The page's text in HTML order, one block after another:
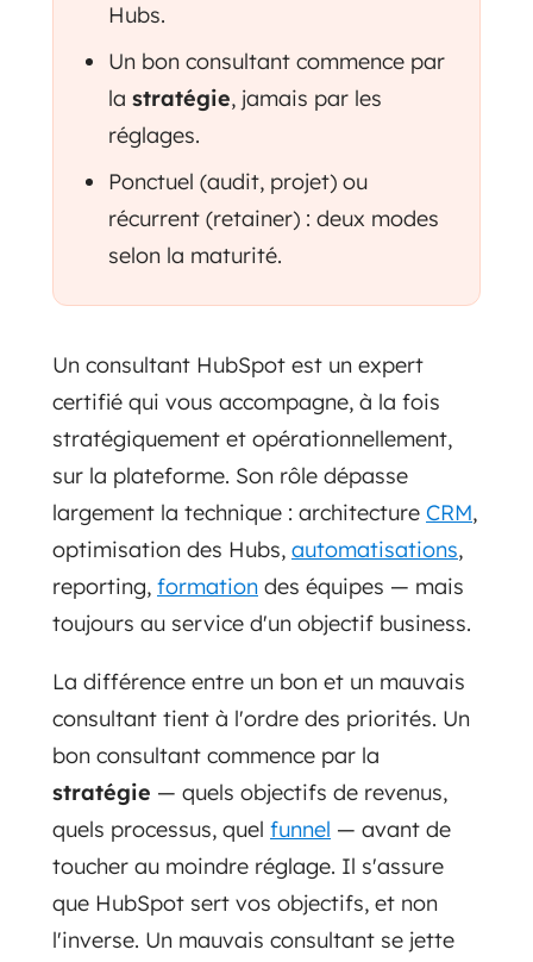
Hubs.
Un bon consultant commence par
la stratégie, jamais par les
réglages.
Ponctuel (audit, projet) ou
récurrent (retainer) : deux modes
selon la maturité.
Un consultant HubSpot est un expert
certifié qui vous accompagne, à la fois
stratégiquement et opérationnellement,
sur la plateforme. Son rôle dépasse
largement la technique : architecture CRM,
optimisation des Hubs, automatisations,
reporting, formation des équipes — mais
toujours au service d'un objectif business.
La différence entre un bon et un mauvais
consultant tient à l'ordre des priorités. Un
bon consultant commence par la
stratégie — quels objectifs de revenus,
quels processus, quel funnel — avant de
toucher au moindre réglage. Il s'assure
que HubSpot sert vos objectifs, et non
l'inverse. Un mauvais consultant se jette